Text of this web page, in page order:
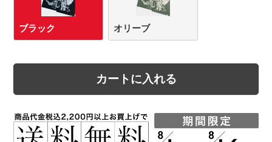
ブラック オリーブ
カートに入れる